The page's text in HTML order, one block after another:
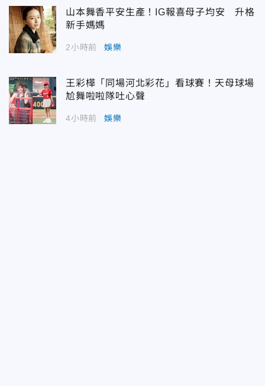
山本舞香平安生產！IG報喜母子均安 升格
新手媽媽
2小時前 娛樂
王彩樺「同場河北彩花」看球賽！天母球場
尬舞啦啦隊吐心聲
4小時前 娛樂